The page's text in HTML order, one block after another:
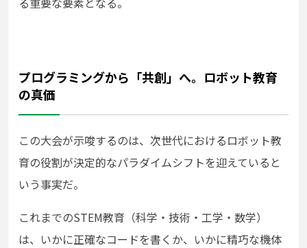
プログラミングから「共創」へ。ロボット教育
の真価
この大会が示唆するのは、次世代におけるロボット教
育の役割が決定的なパラダイムシフトを迎えていると
いう事実だ。
これまでのSTEM教育（科学・技術・工学・数学）
は、いかに正確なコードを書くか、いかに精巧な機体